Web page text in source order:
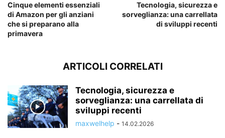
Cinque elementi essenziali
di Amazon per gli anziani
che si preparano alla
primavera
Tecnologia, sicurezza e
sorveglianza: una carrellata
di sviluppi recenti
ARTICOLI CORRELATI
Tecnologia, sicurezza e
sorveglianza: una carrellata di
sviluppi recenti
maxwelhelp - 14.02.2026